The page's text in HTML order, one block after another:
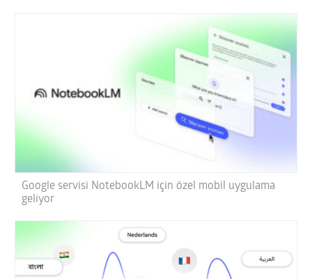
Google servisi NotebookLM için özel mobil uygulama
geliyor